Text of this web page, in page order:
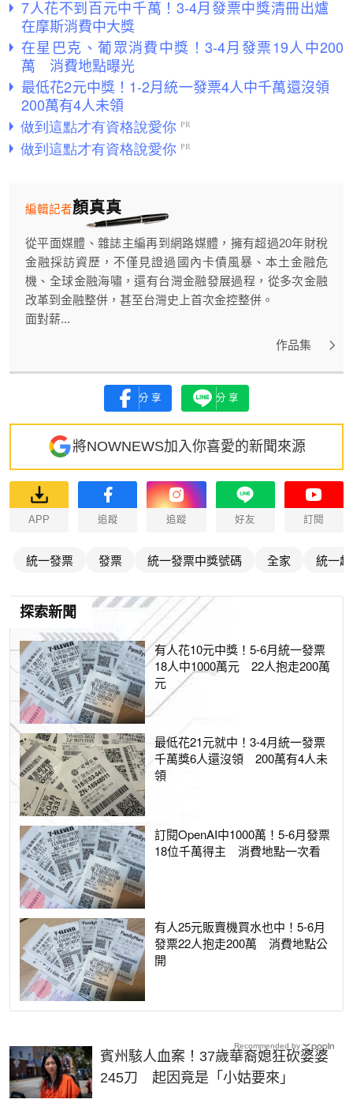
7人花不到百元中千萬！3-4月發票中獎清冊出爐
在摩斯消費中大獎
在星巴克、葡眾消費中獎！3-4月發票19人中200
萬 消費地點曝光
最低花2元中獎！1-2月統一發票4人中千萬還沒領
200萬有4人未領
顏真真
編輯記者
從平面媒體、雜誌主編再到網路媒體，擁有超過20年財稅
金融採訪資歷，不僅見證過國內卡債風暴、本土金融危
機、全球金融海嘯，還有台灣金融發展過程，從多次金融
改革到金融整併，甚至台灣史上首次金控整併。
面對薪...
作品集
分享 分享
將NOWNEWS加入你喜愛的新聞來源
APP 追蹤 追蹤 好友 訂閱
統一發票 發票 統一發票中獎號碼 全家 統一
探索新聞
有人花10元中獎！5-6月統一發票
18人中1000萬元 22人抱走200萬
元
最低花21元就中！3-4月統一發票
千萬獎6人還沒領 200萬有4人未
領
訂閱OpenAI中1000萬！5-6月發票
18位千萬得主 消費地點一次看
有人25元販賣機買水也中！5-6月
發票22人抱走200萬 消費地點公
開
賓州駭人血案！37歲華裔媳狂砍婆婆
245刀 起因竟是「小姑要來」
Recommended by